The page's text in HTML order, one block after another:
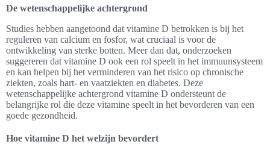
De wetenschappelijke achtergrond
Studies hebben aangetoond dat vitamine D betrokken is bij het
reguleren van calcium en fosfor, wat cruciaal is voor de
ontwikkeling van sterke botten. Meer dan dat, onderzoeken
suggereren dat vitamine D ook een rol speelt in het immuunsysteem
en kan helpen bij het verminderen van het risico op chronische
ziekten, zoals hart- en vaatziekten en diabetes. Deze
wetenschappelijke achtergrond vitamine D ondersteunt de
belangrijke rol die deze vitamine speelt in het bevorderen van een
goede gezondheid.
Hoe vitamine D het welzijn bevordert